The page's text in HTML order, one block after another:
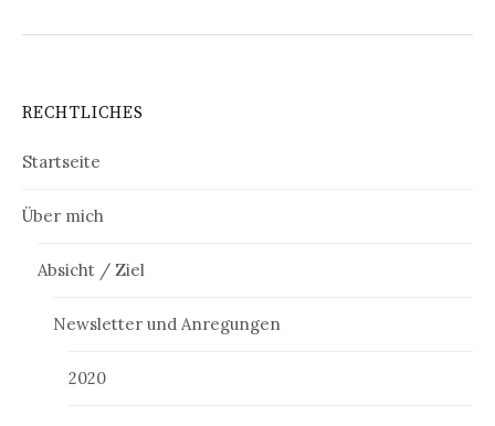
RECHTLICHES
Startseite
Über mich
Absicht / Ziel
Newsletter und Anregungen
2020